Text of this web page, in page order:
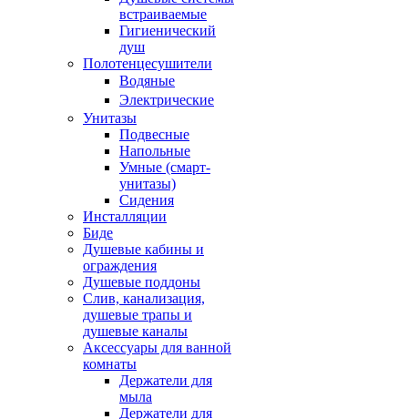
встраиваемые
Гигиенический
душ
Полотенцесушители
ㅤВодяные
ㅤЭлектрические
Унитазы
Подвесные
Напольные
Умные (смарт-
унитазы)
Сидения
Инсталляции
Биде
Душевые кабины и
ограждения
Душевые поддоны
Слив, канализация,
душевые трапы и
душевые каналы
Аксессуары для ванной
комнаты
Держатели для
мыла
Держатели для